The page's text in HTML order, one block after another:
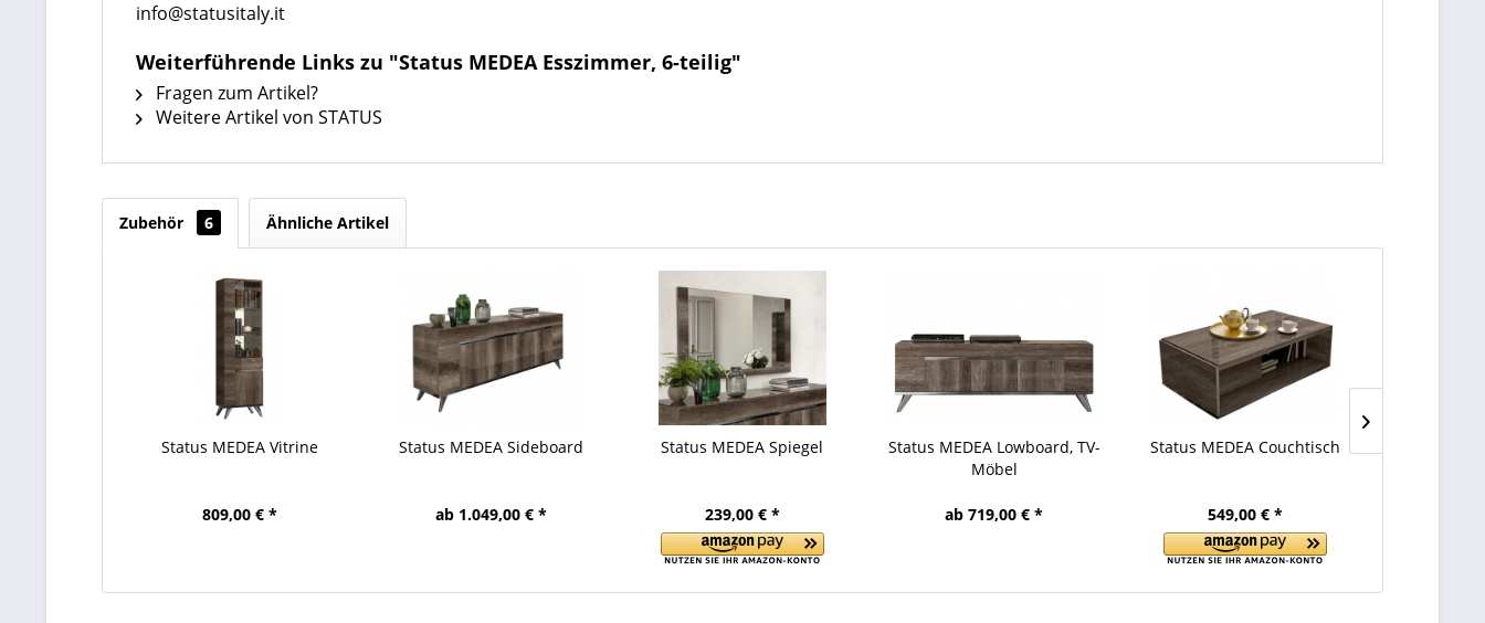
info@statusitaly.it
Weiterführende Links zu "Status MEDEA Esszimmer, 6-teilig"
Fragen zum Artikel?
Weitere Artikel von STATUS
Zubehör 6 Ähnliche Artikel
Status MEDEA Vitrine
809,00 € *
Status MEDEA Sideboard
ab 1.049,00 € *
Status MEDEA Spiegel
239,00 € *
Status MEDEA Lowboard, TV-
Möbel
ab 719,00 € *
Status MEDEA Couchtisch
549,00 € *